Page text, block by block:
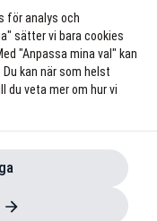
för analys och
sätter vi bara cookies
"Anpassa mina val" kan
kan när som helst
du veta mer om hur vi